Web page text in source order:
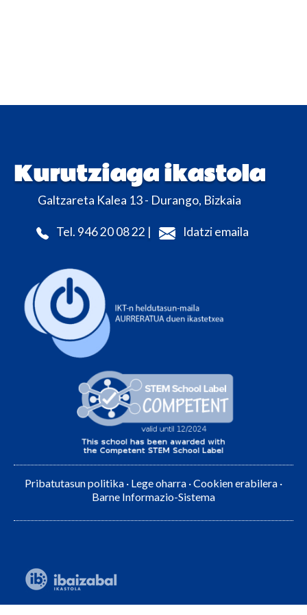
Kurutziaga ikastola
Galtzareta Kalea 13 - Durango, Bizkaia
Tel. 946 20 08 22 | Idatzi emaila
Pribatutasun politika · Lege oharra ·Cookien erabilera ·
Barne Informazio-Sistema